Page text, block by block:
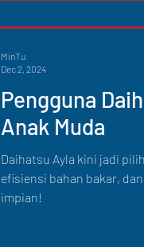
Pengguna
Anak Muda
Daihatsu Ayla kini jadi
efisiensi bahan bakar,
impian!
MinTu
Dec 2, 2024